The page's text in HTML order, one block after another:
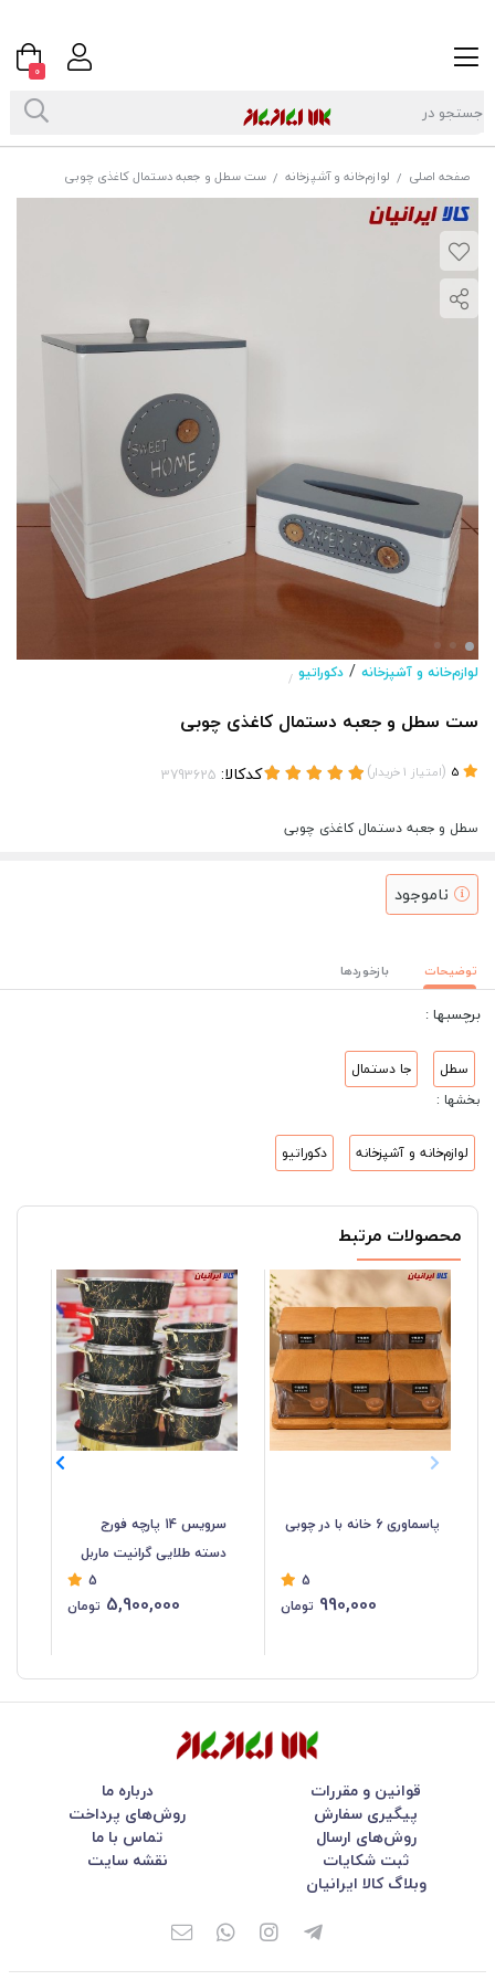
صفحه اصلی / لوازم‌خانه و آشپزخانه / ست سطل و جعبه دستمال کاغذی چوبی
لوازم‌خانه و آشپزخانه / دکوراتیو /
ست سطل و جعبه دستمال کاغذی چوبی
(امتیاز 1خریدار) کدکالا:
سطل و جعبه دستمال کاغذی چوبی
ناموجود
توضیحات بازخوردها
برچسبها :
سطل
جا دستمال
بخشها :
لوازم‌خانه و آشپزخانه دکوراتیو
محصولات مرتبط
پاسماوری 6 خانه با در چوبی
5
990,000 تومان
سرویس 14 پارچه فورج
دسته طلایی گرانیت ماربل
5
5,900,000 تومان
قوانین و مقررات
درباره ما
پیگیری سفارش
روش‌های پرداخت
روش‌های ارسال
تماس با ما
ثبت شکایات
نقشه سایت
وبلاگ کالا ایرانیان
0